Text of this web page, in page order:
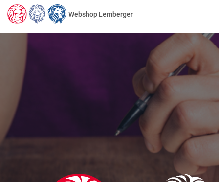
Webshop Lemberger